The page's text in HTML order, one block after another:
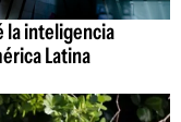
la inteligencia
Latina